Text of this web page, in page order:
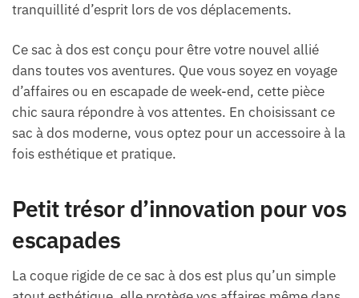
tranquillité d’esprit lors de vos déplacements.
Ce sac à dos est conçu pour être votre nouvel allié
dans toutes vos aventures. Que vous soyez en voyage
d’affaires ou en escapade de week-end, cette pièce
chic saura répondre à vos attentes. En choisissant ce
sac à dos moderne, vous optez pour un accessoire à la
fois esthétique et pratique.
Petit trésor d’innovation pour vos
escapades
La coque rigide de ce sac à dos est plus qu’un simple